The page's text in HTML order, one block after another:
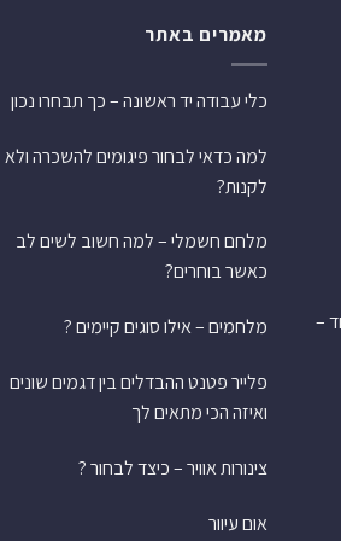
אחד –
מאמרים באתר
כלי עבודה יד ראשונה – כך תבחרו נכון
למה כדאי לבחור פיגומים להשכרה ולא
לקנות?
מלחם חשמלי – למה חשוב לשים לב
כאשר בוחרים?
מלחמים – אילו סוגים קיימים ?
פלייר פטנט ההבדלים בין דגמים שונים
ואיזה הכי מתאים לך
צינורות אוויר – כיצד לבחור ?
אום עיוור